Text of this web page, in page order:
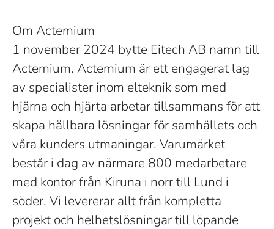
Om Actemium
1 november 2024 bytte Eitech AB namn till
Actemium. Actemium är ett engagerat lag
av specialister inom elteknik som med
hjärna och hjärta arbetar tillsammans för att
skapa hållbara lösningar för samhällets och
våra kunders utmaningar. Varumärket
består i dag av närmare 800 medarbetare
med kontor från Kiruna i norr till Lund i
söder. Vi levererar allt från kompletta
projekt och helhetslösningar till löpande